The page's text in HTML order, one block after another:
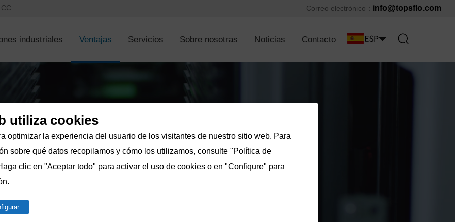
Correo electrónico： info@topsflo.com
industriales Ventajas Servicios Sobre nosotras Noticias Contacto
utiliza cookies
optimizar la experiencia del usuario de los visitantes de nuestro sitio web. Para
sobre qué datos recopilamos y cómo los utilizamos, consulte "Política de
clic en "Aceptar todo" para activar el uso de cookies o en "Confiqure" para